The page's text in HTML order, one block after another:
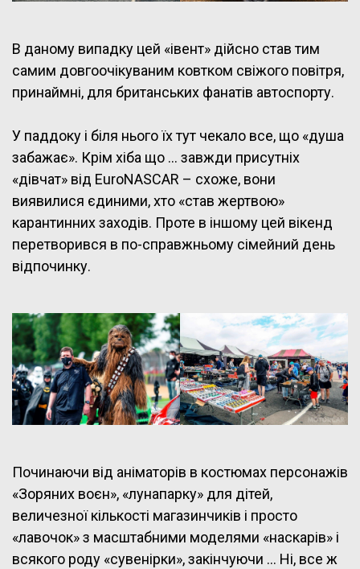
В даному випадку цей «івент» дійсно став тим
самим довгоочікуваним ковтком свіжого повітря,
принаймні, для британських фанатів автоспорту.
У паддоку і біля нього їх тут чекало все, що «душа
забажає». Крім хіба що … завжди присутніх
«дівчат» від EuroNASCAR – схоже, вони
виявилися єдиними, хто «став жертвою»
карантинних заходів. Проте в іншому цей вікенд
перетворився в по-справжньому сімейний день
відпочинку.
Починаючи від аніматорів в костюмах персонажів
«Зоряних воєн», «лунапарку» для дітей,
величезної кількості магазинчиків і просто
«лавочок» з масштабними моделями «наскарів» і
всякого роду «сувенірки», закінчуючи … Ні, все ж